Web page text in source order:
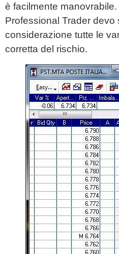
è facilmente
Professional Trader devo
considerazione tutte le
corretta del rischio.